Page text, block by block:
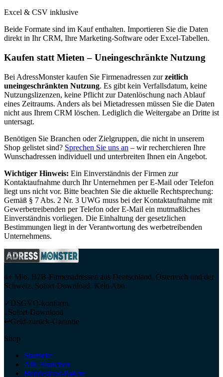
Excel & CSV inklusive
Beide Formate sind im Kauf enthalten. Importieren Sie die Daten
direkt in Ihr CRM, Ihre Marketing-Software oder Excel-Tabellen.
Kaufen statt Mieten – Uneingeschränkte Nutzung
Bei AdressMonster kaufen Sie Firmenadressen zur zeitlich
uneingeschränkten Nutzung. Es gibt kein Verfallsdatum, keine
Nutzungslizenzen, keine Pflicht zur Datenlöschung nach Ablauf
eines Zeitraums. Anders als bei Mietadressen müssen Sie die Daten
nicht aus Ihrem CRM löschen. Lediglich die Weitergabe an Dritte ist
untersagt.
Benötigen Sie Branchen oder Zielgruppen, die nicht in unserem
Shop gelistet sind? Sprechen Sie uns an – wir recherchieren Ihre
Wunschadressen individuell und unterbreiten Ihnen ein Angebot.
Wichtiger Hinweis: Ein Einverständnis der Firmen zur
Kontaktaufnahme durch Ihr Unternehmen per E-Mail oder Telefon
liegt uns nicht vor. Bitte beachten Sie die aktuelle Rechtsprechung:
Gemäß § 7 Abs. 2 Nr. 3 UWG muss bei der Kontaktaufnahme mit
Gewerbetreibenden per Telefon oder E-Mail ein mutmaßliches
Einverständnis vorliegen. Die Einhaltung der gesetzlichen
Bestimmungen liegt in der Verantwortung des werbetreibenden
Unternehmens.
4+ Mio. B2B-Firmenadressen aus Deutschland, Österreich und der
Schweiz. Sofort-Download. Kein Abo.
✓ DSGVO-konform
↓Sofort-Download
↩Geld-zurück-Garantie
Shop
Startseite
Alle Branchen
Bundesland-Pakete